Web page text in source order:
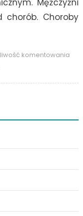
chorób. Choroby
komentowania